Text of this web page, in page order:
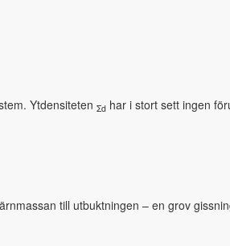
Ytdensiteten Σd har i stort sett ingen
till utbuktningen – en grov